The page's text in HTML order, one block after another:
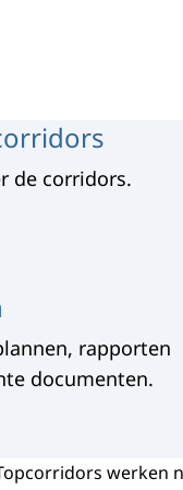
de corridors.
rapporten
documenten.
werken